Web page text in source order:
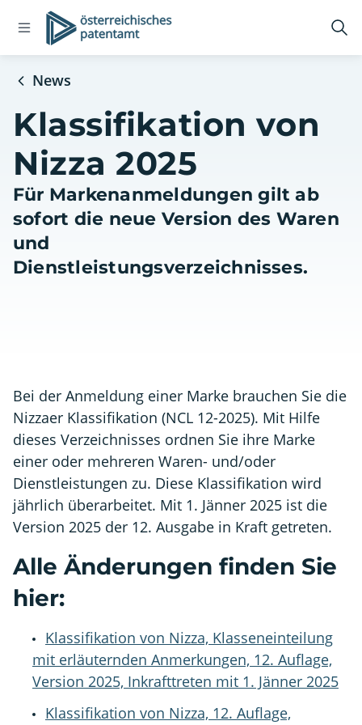
Open
navigation
Logo
News
Klassifikation von
Nizza 2025
Für Markenanmeldungen gilt ab
sofort die neue Version des Waren
und
Dienstleistungsverzeichnisses.
Bei der Anmeldung einer Marke brauchen Sie die
Nizzaer Klassifikation (NCL 12-2025). Mit Hilfe
dieses Verzeichnisses ordnen Sie ihre Marke
einer oder mehreren Waren- und/oder
Dienstleistungen zu. Diese Klassifikation wird
jährlich überarbeitet. Mit 1. Jänner 2025 ist die
Version 2025 der 12. Ausgabe in Kraft getreten.
Alle Änderungen finden Sie
hier:
Klassifikation von Nizza, Klasseneinteilung
mit erläuternden Anmerkungen, 12. Auflage,
Version 2025, Inkrafttreten mit 1. Jänner 2025
Klassifikation von Nizza, 12. Auflage,